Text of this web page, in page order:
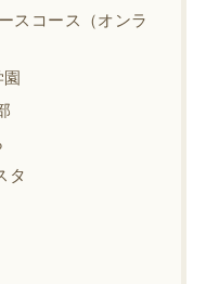
スコース（オンラ
タ